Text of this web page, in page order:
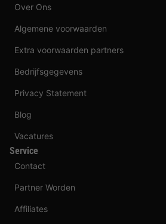
Over Ons
Algemene voorwaarden
Extra voorwaarden partners
Bedrijfsgegevens
Privacy Statement
Blog
Vacatures
Service
Contact
Partner Worden
Affiliates